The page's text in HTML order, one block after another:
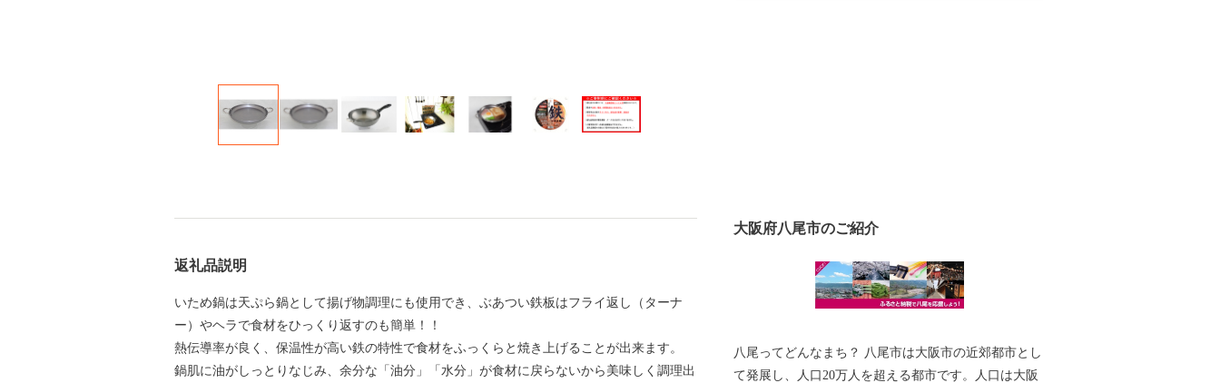
返礼品説明
いため鍋は天ぷら鍋として揚げ物調理にも使用でき、ぶあつい鉄板はフライ返し（ターナ
ー）やヘラで食材をひっくり返すのも簡単！！
熱伝導率が良く、保温性が高い鉄の特性で食材をふっくらと焼き上げることが出来ます。
鍋肌に油がしっとりなじみ、余分な「油分」「水分」が食材に戻らないから美味しく調理出
大阪府八尾市のご紹介
八尾ってどんなまち？ 八尾市は大阪市の近郊都市とし
て発展し、人口20万人を超える都市です。人口は大阪